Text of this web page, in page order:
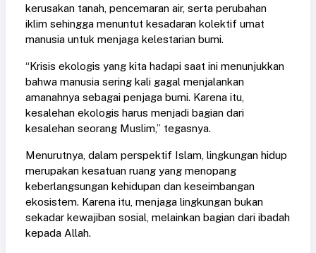
kerusakan tanah, pencemaran air, serta perubahan
iklim sehingga menuntut kesadaran kolektif umat
manusia untuk menjaga kelestarian bumi.
“Krisis ekologis yang kita hadapi saat ini menunjukkan
bahwa manusia sering kali gagal menjalankan
amanahnya sebagai penjaga bumi. Karena itu,
kesalehan ekologis harus menjadi bagian dari
kesalehan seorang Muslim,” tegasnya.
Menurutnya, dalam perspektif Islam, lingkungan hidup
merupakan kesatuan ruang yang menopang
keberlangsungan kehidupan dan keseimbangan
ekosistem. Karena itu, menjaga lingkungan bukan
sekadar kewajiban sosial, melainkan bagian dari ibadah
kepada Allah.